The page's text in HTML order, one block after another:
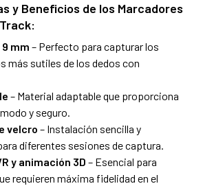
y Beneficios de los Marcadores
mm – Perfecto para capturar los
más sutiles de los dedos con
– Material adaptable que proporciona
y seguro.
velcro – Instalación sencilla y
diferentes sesiones de captura.
y animación 3D – Esencial para
requieren máxima fidelidad en el